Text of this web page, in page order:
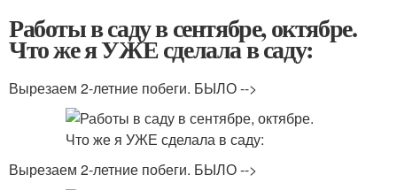
Работы в саду в сентябре, октябре.
Что же я УЖЕ сделала в саду:
Вырезаем 2-летние побеги. БЫЛО -->
Вырезаем 2-летние побеги. БЫЛО -->